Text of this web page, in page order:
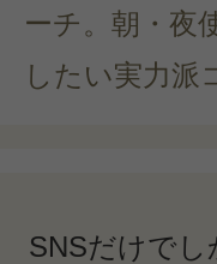
ーチ。朝・夜
したい実力派
SNSだけで